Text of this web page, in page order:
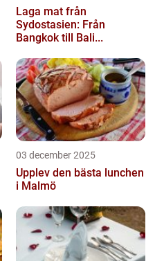
Laga mat från
Sydostasien: Från
Bangkok till Bali...
03 december 2025
Upplev den bästa lunchen
i Malmö